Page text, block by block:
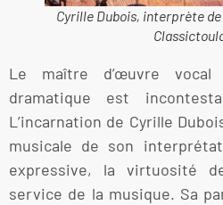
Cyrille Dubois, interprète de
Le maître d’œuvre
dramatique est
L’incarnation de Cyrille
musicale de son
expressive, la virtuosité
service de la musique. Sa